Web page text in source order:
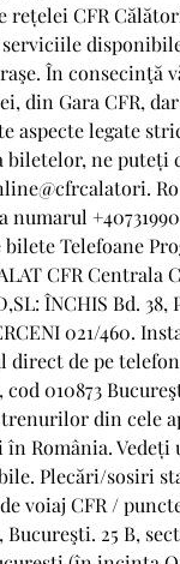
rețelei CFR
În consecinţă
din Gara CFR,
aspecte legate
biletelor, ne puteți
numarul
bilete Telefoane
CFR Centrala
ÎNCHIS Bd.
021/460.
de pe
cod 010873
din cele
România. Vedeți
Plecări/sosiri
voiaj CFR /
Bucureşti. 25 B,